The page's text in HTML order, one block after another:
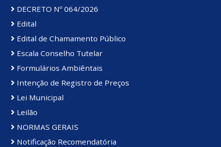
DECRETO Nº 064/2026
Edital
Edital de Chamamento Público
Escala Conselho Tutelar
Formulários Ambiêntais
Intenção de Registro de Preços
Lei Municipal
Leilão
NORMAS GERAIS
Notificação Recomendatória